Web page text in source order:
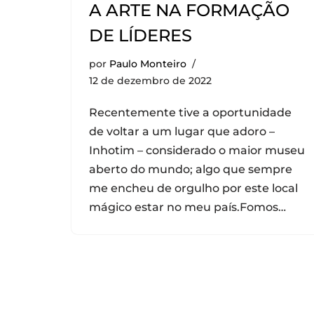
A ARTE NA FORMAÇÃO
DE LÍDERES
por Paulo Monteiro
12 de dezembro de 2022
Recentemente tive a oportunidade
de voltar a um lugar que adoro –
Inhotim – considerado o maior museu
aberto do mundo; algo que sempre
me encheu de orgulho por este local
mágico estar no meu país.Fomos…